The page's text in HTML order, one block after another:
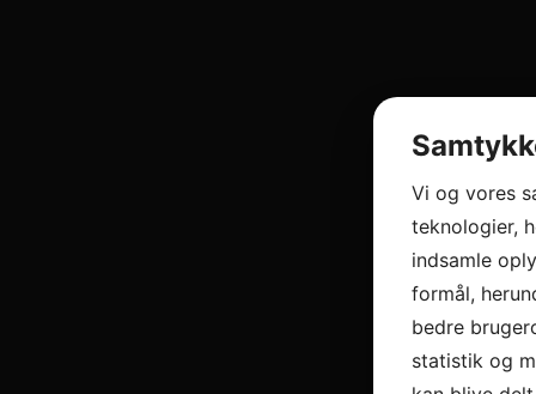
Vi og vores
teknologier,
indsamle
formål,
bedre
statistik og